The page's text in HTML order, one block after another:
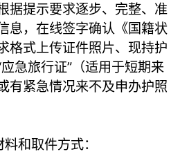
据提示要求逐步、完整、准
息，在线签字确认《国籍状
格式上传证件照片、现持护
急旅行证”（适用于短期来
有紧急情况来不及申办护照
和取件方式：